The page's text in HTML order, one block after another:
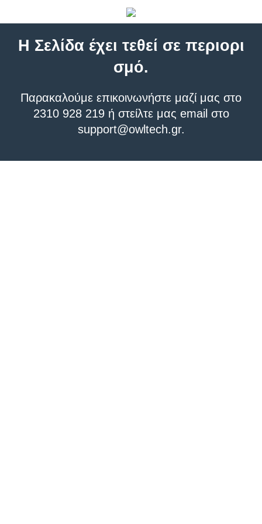
Η Σελίδα έχει τεθεί σε περιορι
σμό.
Παρακαλούμε επικοινωνήστε μαζί μας στο
2310 928 219 ή στείλτε μας email στο
support@owltech.gr.